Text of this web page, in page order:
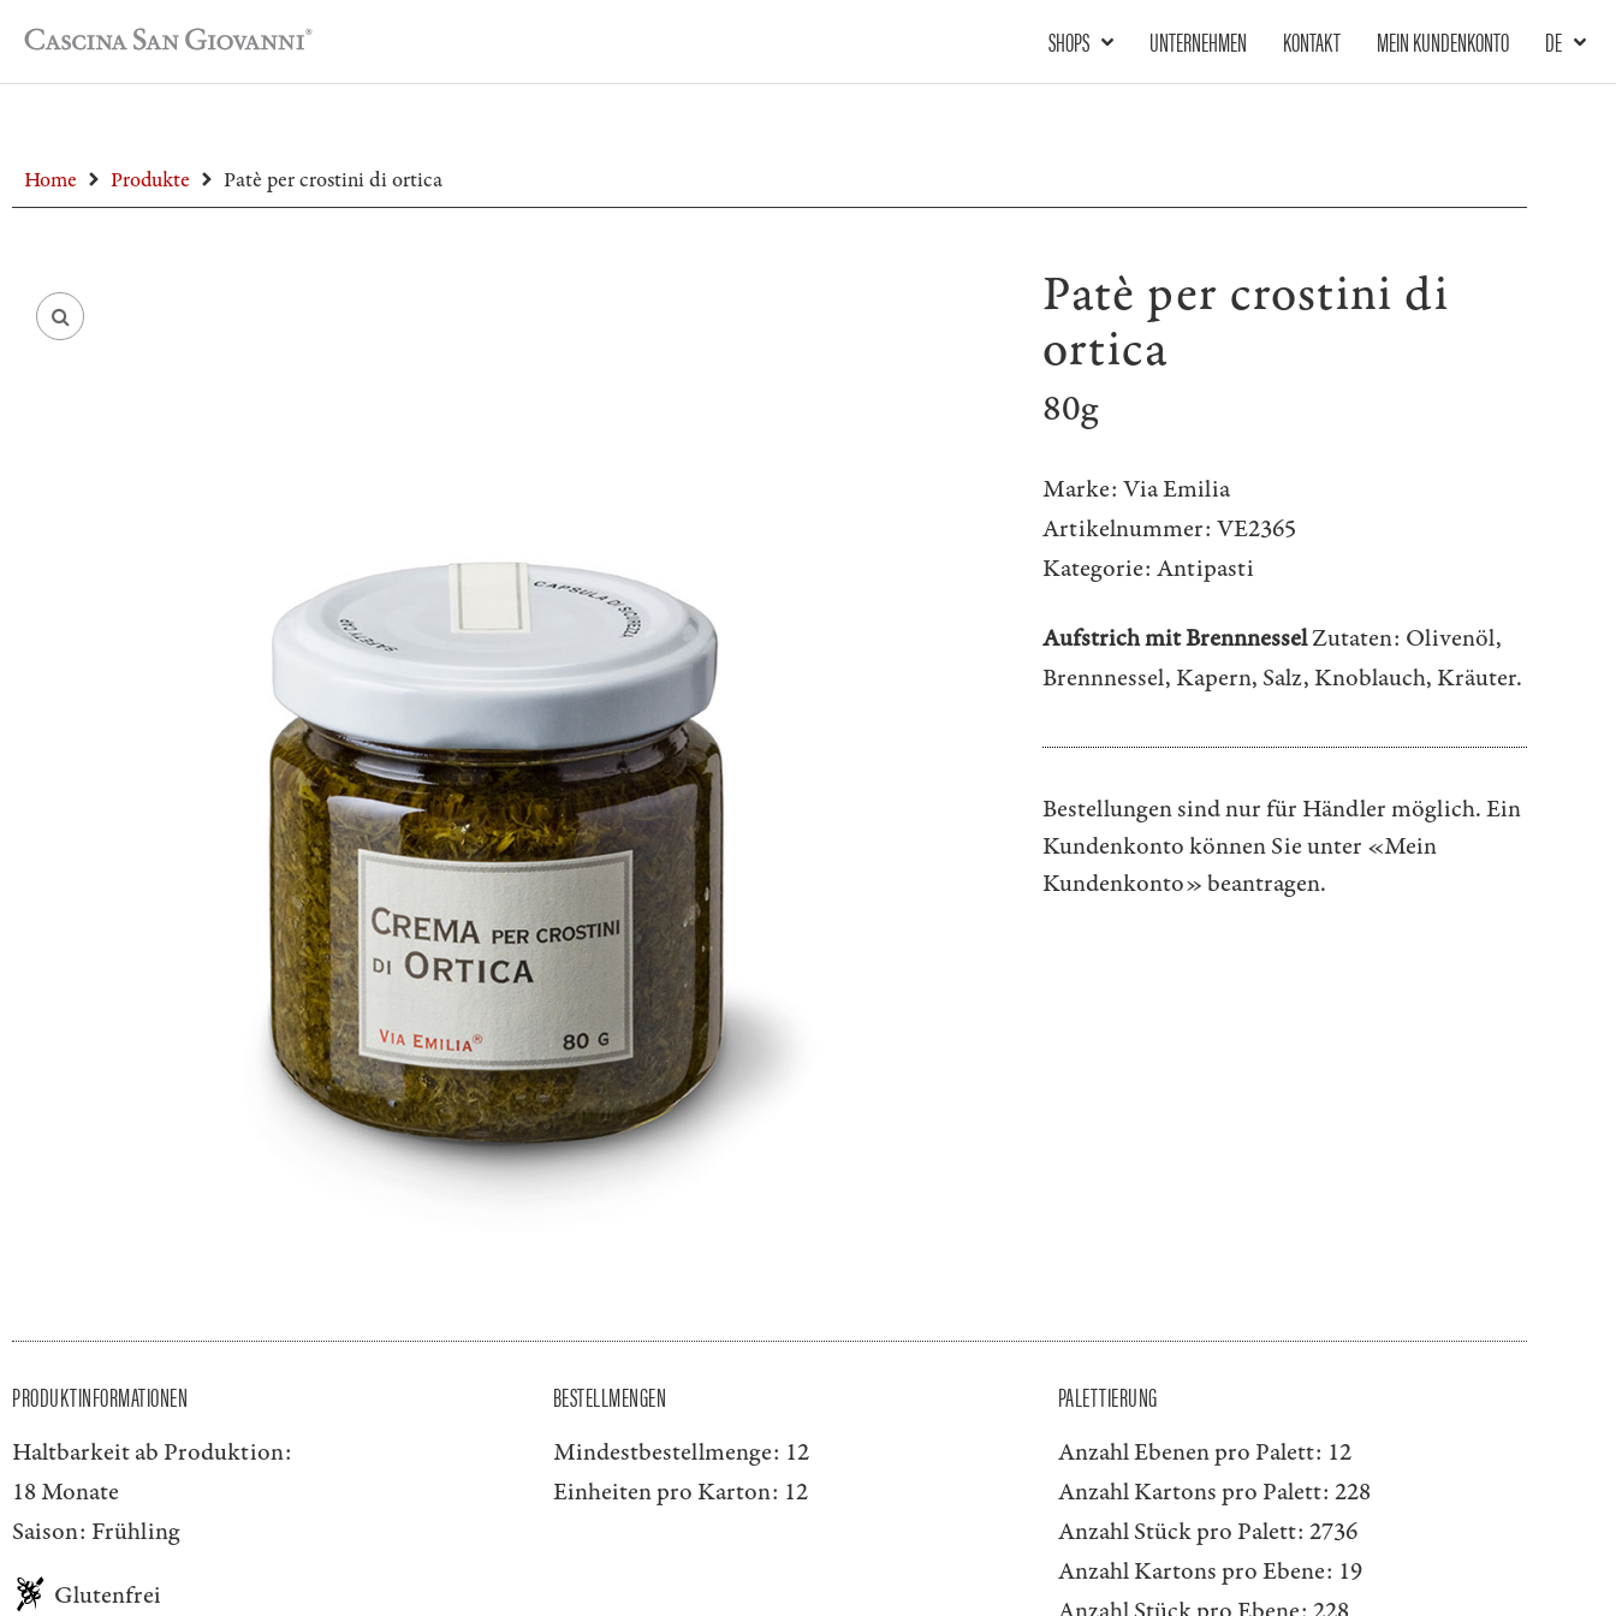
SHOPS UNTERNEHMEN KONTAKT MEIN KUNDENKONTO DE
Home Produkte Patè per crostini di ortica
Patè per crostini di
ortica
80g
Marke: Via Emilia
Artikelnummer: VE2365
Kategorie: Antipasti
Aufstrich mit BrennnesselZutaten: Olivenöl,
Brennnessel, Kapern, Salz, Knoblauch, Kräuter.
Bestellungen sind nur für Händler möglich. Ein
Kundenkonto können Sie unter «Mein
Kundenkonto»beantragen.
PRODUKTINFORMATIONEN
Haltbarkeit ab Produktion:
18 Monate
Saison: Frühling
Glutenfrei
BESTELLMENGEN
Mindestbestellmenge: 12
Einheiten pro Karton: 12
PALETTIERUNG
Anzahl Ebenen pro Palett: 12
Anzahl Kartons pro Palett: 228
Anzahl Stück pro Palett: 2736
Anzahl Kartons pro Ebene: 19